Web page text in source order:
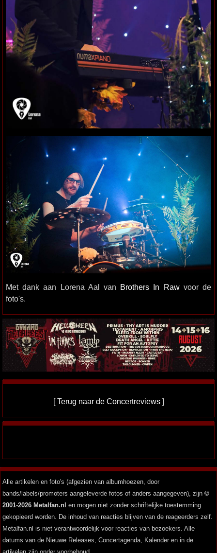
Met dank aan Lorena Aal van Brothers In Rawvoor de
foto's.
[Terug naar de Concertreviews]
Alle artikelen en foto's (afgezien van albumhoezen, door
bands/labels/promoters aangeleverde fotos of anders aangegeven), zijn ©
2001-2026 Metalfan.nl en mogen niet zonder schriftelijke toestemming
gekopieerd worden. De inhoud van reacties blijven van de reageerders zelf.
Metalfan.nl is niet verantwoordelijk voor reacties van bezoekers. Alle
datums van de Nieuwe Releases, Concertagenda, Kalender en in de